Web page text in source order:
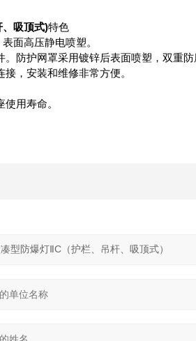
、吸顶式)特色
面高压静电喷塑。
防护网罩采用镀锌后表面喷塑，双重防
，安装和维修非常方便。
用寿命。